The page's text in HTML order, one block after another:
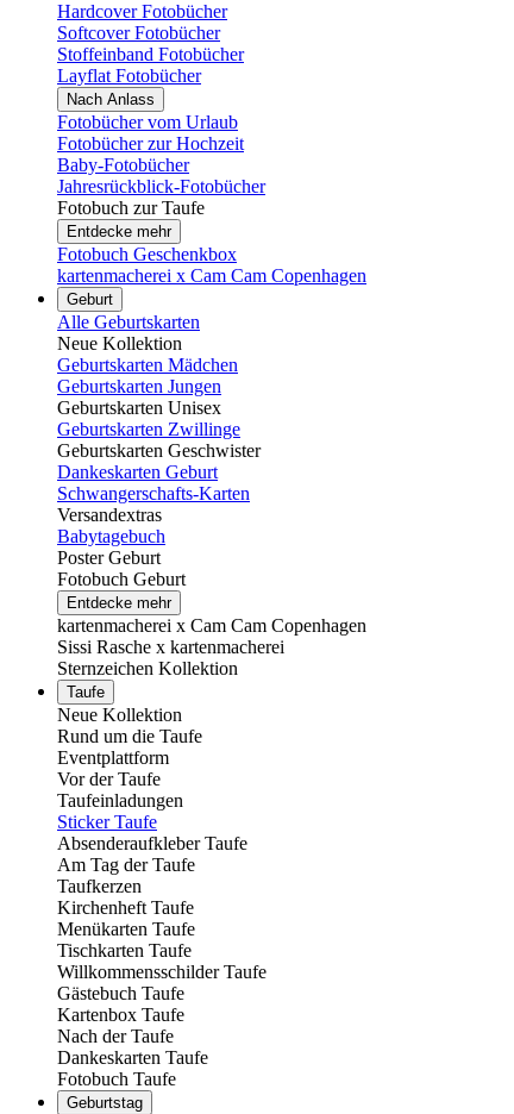
Hardcover Fotobücher
Softcover Fotobücher
Stoffeinband Fotobücher
Layflat Fotobücher
Nach Anlass
Fotobücher vom Urlaub
Fotobücher zur Hochzeit
Baby-Fotobücher
Jahresrückblick-Fotobücher
Fotobuch zur Taufe
Entdecke mehr
Fotobuch Geschenkbox
kartenmacherei x Cam Cam Copenhagen
Geburt
Alle Geburtskarten
Neue Kollektion
Geburtskarten Mädchen
Geburtskarten Jungen
Geburtskarten Unisex
Geburtskarten Zwillinge
Geburtskarten Geschwister
Dankeskarten Geburt
Schwangerschafts-Karten
Versandextras
Babytagebuch
Poster Geburt
Fotobuch Geburt
Entdecke mehr
kartenmacherei x Cam Cam Copenhagen
Sissi Rasche x kartenmacherei
Sternzeichen Kollektion
Taufe
Neue Kollektion
Rund um die Taufe
Eventplattform
Vor der Taufe
Taufeinladungen
Sticker Taufe
Absenderaufkleber Taufe
Am Tag der Taufe
Taufkerzen
Kirchenheft Taufe
Menükarten Taufe
Tischkarten Taufe
Willkommensschilder Taufe
Gästebuch Taufe
Kartenbox Taufe
Nach der Taufe
Dankeskarten Taufe
Fotobuch Taufe
Geburtstag